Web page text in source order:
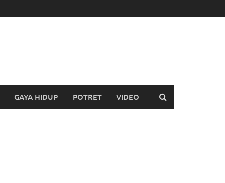
GAYA HIDUP POTRET VIDEO